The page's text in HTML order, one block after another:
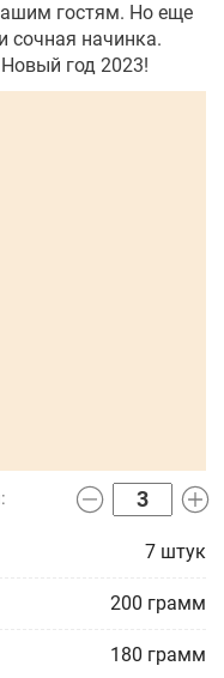
гостям. Но еще
сочная начинка.
Новый год 2023!
7 штук
200 грамм
180 грамм